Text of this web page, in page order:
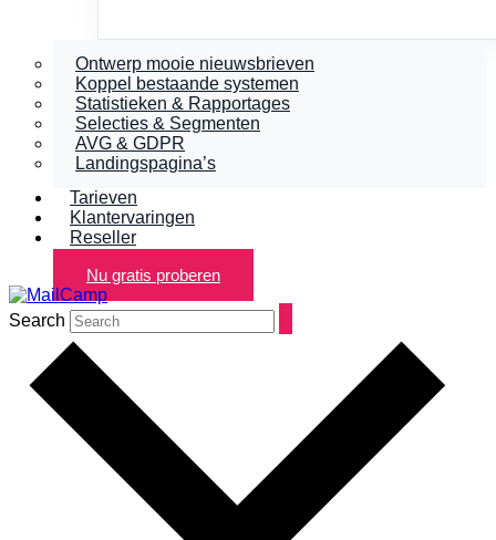
Ontwerp mooie nieuwsbrieven
Koppel bestaande systemen
Statistieken & Rapportages
Selecties & Segmenten
AVG & GDPR
Landingspagina’s
Tarieven
Klantervaringen
Reseller
Nu gratis proberen
Search